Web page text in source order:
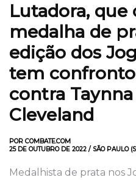
Lutadora,
medalha de
edição dos
tem
contra
Cleveland
POR COMBATE.COM
25 DE OUTUBRO DE 2022 / SÃO PAULO
Medalhista de prata nos